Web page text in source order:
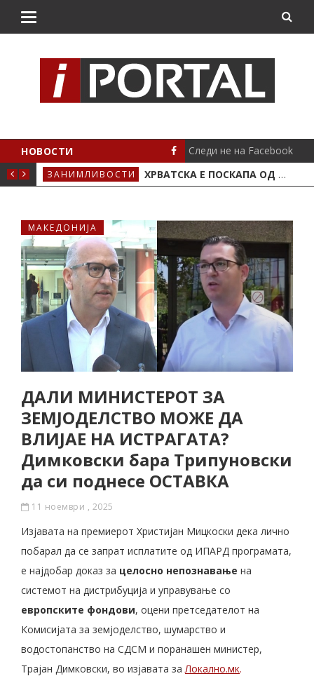
НОВОСТИ
ПАЛАНКА
ЗАНИМЛИВОСТИ ХРВАТСКА Е ПОСКАПА ОД ГРЦИЈА, ИТАЛИЈА, ТУРЦИЈА И ШПАНИЈА, ПОКАЖА ХОЛАНДСКА АНАЛИЗА
Следи не на Facebook
МАКЕДОНИЈА
ДАЛИ МИНИСТЕРОТ ЗА
ЗЕМЈОДЕЛСТВО МОЖЕ ДА
ВЛИЈАЕ НА ИСТРАГАТА?
Димковски бара Трипуновски
да си поднесе ОСТАВКА
11 ноември , 2025
Изјавата на премиерот Христијан Мицкоски дека лично
побарал да се запрат исплатите од ИПАРД програмата,
е најдобар доказ за целосно непознавање на
системот на дистрибуција и управување со
европските фондови, оцени претседателот на
Комисијата за земјоделство, шумарство и
водостопанство на СДСМ и поранашен министер,
Трајан Димковски, во изјавата за Локално.мк.